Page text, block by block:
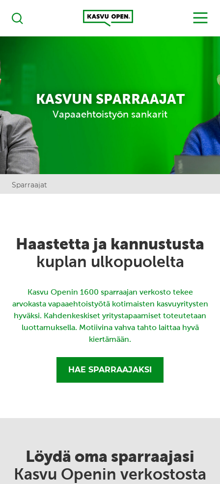
Haku
Kasvu Open
MENU
KASVUN SPARRAAJAT
Vapaaehtoistyön sankarit
Sparraajat
Haastetta ja kannustusta
kuplan ulkopuolelta
Kasvu Openin 1600 sparraajan verkosto tekee
arvokasta vapaaehtoistyötä kotimaisten kasvuyritysten
hyväksi. Kahdenkeskiset yritystapaamiset toteutetaan
luottamuksella. Motiivina vahva tahto laittaa hyvä
kiertämään.
HAE SPARRAAJAKSI
Löydä oma sparraajasi
Kasvu Openin verkostosta